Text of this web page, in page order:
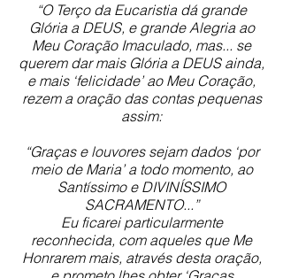
“O Terço da Eucaristia dá grande
Glória a DEUS, e grande Alegria ao
Meu Coração Imaculado, mas... se
querem dar mais Glória a DEUS ainda,
e mais ‘felicidade’ ao Meu Coração,
rezem a oração das contas pequenas
assim:
“Graças e louvores sejam dados ‘por
meio de Maria’ a todo momento, ao
Santíssimo e DIVINÍSSIMO
SACRAMENTO...”
Eu ficarei particularmente
reconhecida, com aqueles que Me
Honrarem mais, através desta oração,